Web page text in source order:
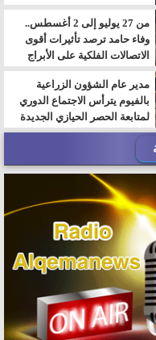
من 27 يوليو إلى 2 أغسطس..
وفاء حامد ترصد تأثيرات أقوى
الاتصالات الفلكية على الأبراج
مدير عام الشؤون الزراعية
بالفيوم يترأس الاجتماع الدوري
لمتابعة الحصر الحيازي الجديدة